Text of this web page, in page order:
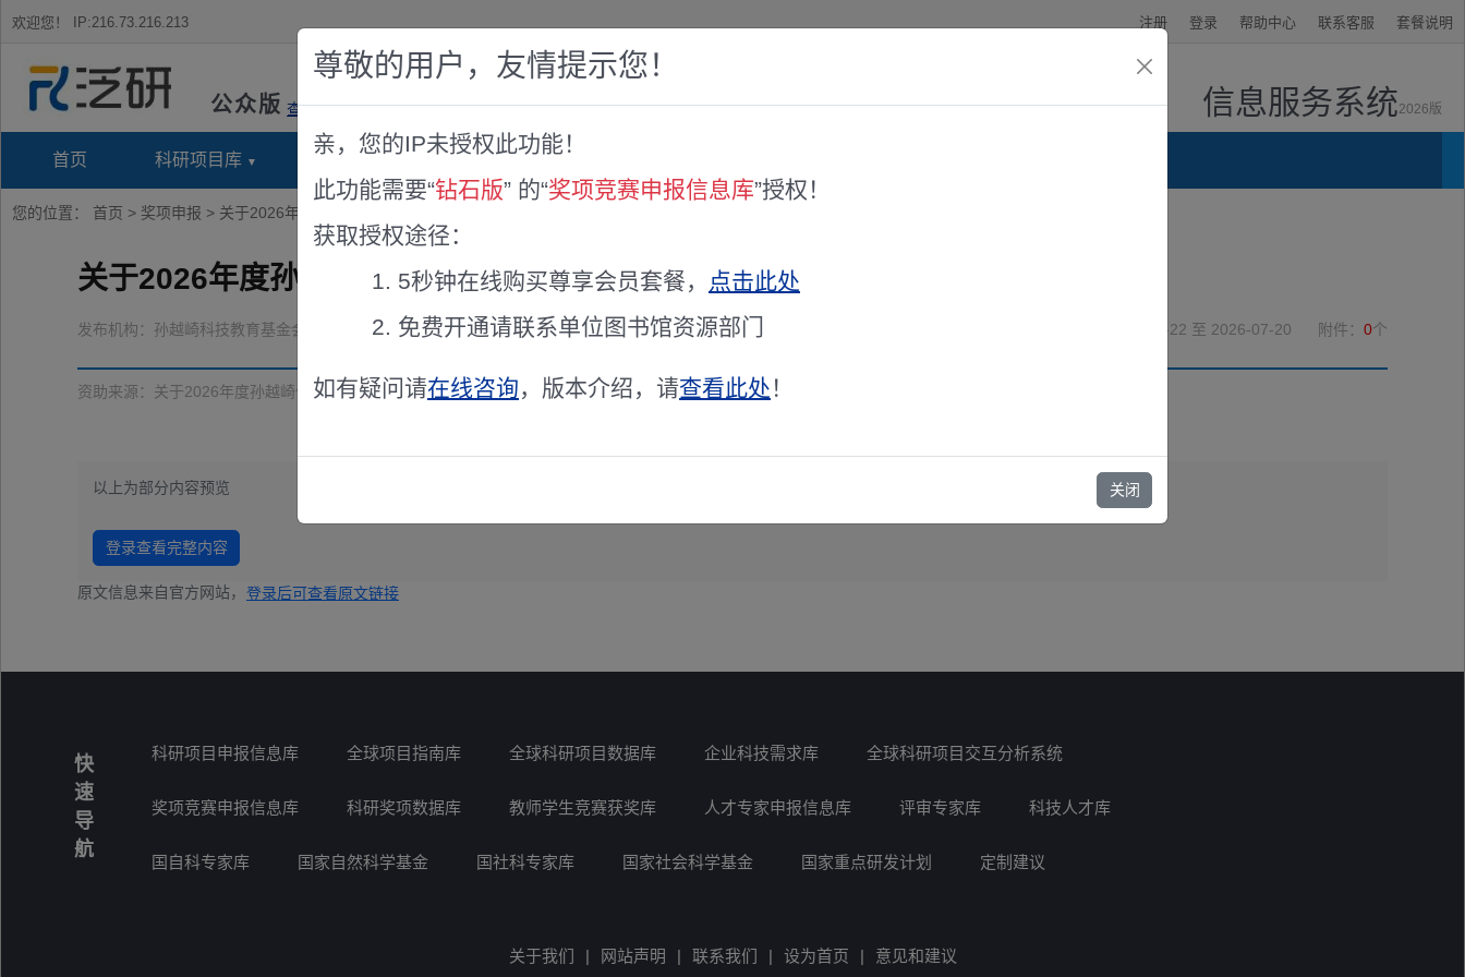
欢迎您！ IP:216.73.216.213 注册 登录 帮助中心 联系客服 套餐说明
公众版 查看说明 信息服务系统2026版
首页 科研项目库 项目指南库 奖项竞赛库
您的位置： 首页 > 奖项申报 > 关于2026年度孙越崎优秀学生奖评选的通知
关于2026年度孙越崎优秀学生奖评选的通知
发布机构： 孙越崎科技教育基金会 2026-05-22 至 2026-07-20 附件： 0个
资助来源： 关于2026年度孙越崎优秀学生奖评选的通知
以上为部分内容预览
登录查看完整内容
原文信息来自官方网站， 登录后可查看原文链接
快
速
导
航
科研项目申报信息库 全球项目指南库 全球科研项目数据库 企业科技需求库 全球科研项目交互分析系统
奖项竞赛申报信息库 科研奖项数据库 教师学生竞赛获奖库 人才专家申报信息库 评审专家库 科技人才库
国自科专家库 国家自然科学基金 国社科专家库 国家社会科学基金 国家重点研发计划 定制建议
关于我们 | 网站声明 | 联系我们 | 设为首页 | 意见和建议
尊敬的用户，友情提示您！
亲，您的IP未授权此功能！
此功能需要“钻石版” 的“奖项竞赛申报信息库”授权！
获取授权途径：
5秒钟在线购买尊享会员套餐，
点击此处
免费开通请联系单位图书馆资源部门
如有疑问请在线咨询，版本介绍，请查看此处 ！
关闭